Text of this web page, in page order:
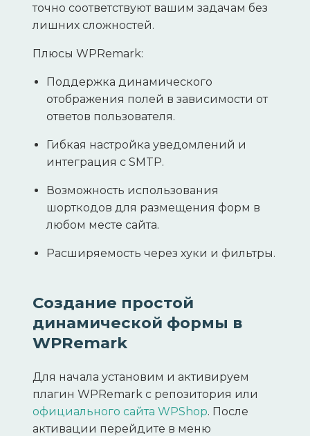
точно соответствуют вашим задачам без
лишних сложностей.
Плюсы WPRemark:
Поддержка динамического
отображения полей в зависимости от
ответов пользователя.
Гибкая настройка уведомлений и
интеграция с SMTP.
Возможность использования
шорткодов для размещения форм в
любом месте сайта.
Расширяемость через хуки и фильтры.
Создание простой
динамической формы в
WPRemark
Для начала установим и активируем
плагин WPRemark с репозитория или
официального сайта WPShop. После
активации перейдите в меню